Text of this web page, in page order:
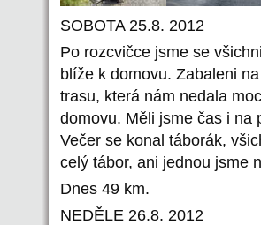
SOBOTA 25.8. 2012
Po rozcvičce jsme se
blíže k domovu. Zabaleni
trasu, která nám nedala
domovu. Měli jsme čas i na
Večer se konal táborák,
celý tábor, ani jednou jsme
Dnes 49 km.
NEDĚLE 26.8. 2012